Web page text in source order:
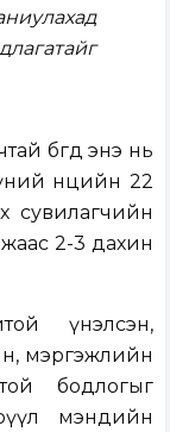
бөгөөд энэ нь
нөөцийн 22
сувилагчийн
2-3 дахин
үнэлсэн,
мэргэжлийн
бодлогыг
мэндийн